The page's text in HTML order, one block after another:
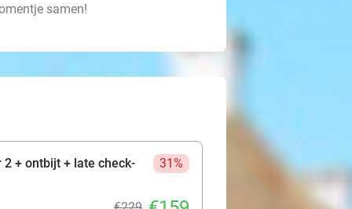
samen!
+ ontbijt + late check-
31%